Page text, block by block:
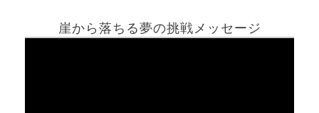
崖から落ちる夢の挑戦メッセージ